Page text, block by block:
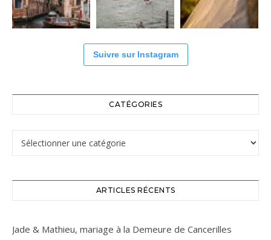
Suivre sur Instagram
CATÉGORIES
ARTICLES RÉCENTS
Jade & Mathieu, mariage à la Demeure de Cancerilles